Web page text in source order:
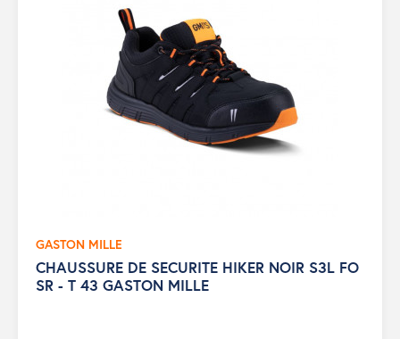
GASTON MILLE
CHAUSSURE DE SECURITE HIKER NOIR S3L FO
SR - T 43 GASTON MILLE